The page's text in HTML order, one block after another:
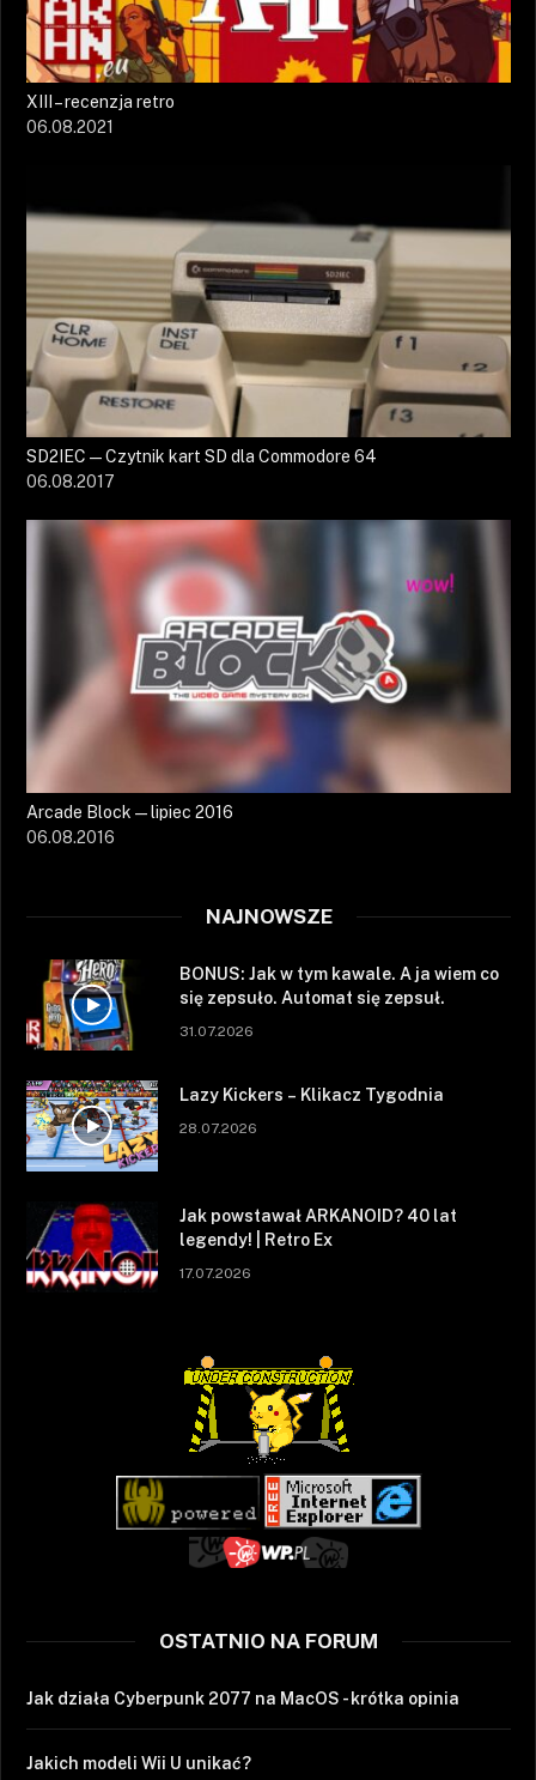
XIII – recenzja retro
06.08.2021
SD2IEC — Czytnik kart SD dla Commodore 64
06.08.2017
Arcade Block — lipiec 2016
06.08.2016
NAJNOWSZE
BONUS: Jak w tym kawale. A ja wiem co
się zepsuło. Automat się zepsuł.
31.07.2026
Lazy Kickers – Klikacz Tygodnia
28.07.2026
Jak powstawał ARKANOID? 40 lat
legendy! | Retro Ex
17.07.2026
OSTATNIO NA FORUM
Jak działa Cyberpunk 2077 na MacOS - krótka opinia
Jakich modeli Wii U unikać?